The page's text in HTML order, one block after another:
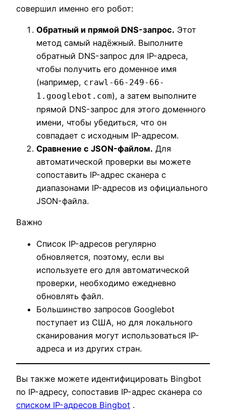
совершил именно его робот:
Обратный и прямой DNS-запрос. Этот
метод самый надёжный. Выполните
обратный DNS-запрос для IP-адреса,
чтобы получить его доменное имя
(например, crawl-66-249-66-
1.googlebot.com), а затем выполните
прямой DNS-запрос для этого доменного
имени, чтобы убедиться, что он
совпадает с исходным IP-адресом.
Сравнение с JSON-файлом. Для
автоматической проверки вы можете
сопоставить IP-адрес сканера с
диапазонами IP-адресов из официального
JSON-файла.
Важно
Список IP-адресов регулярно
обновляется, поэтому, если вы
используете его для автоматической
проверки, необходимо ежедневно
обновлять файл.
Большинство запросов Googlebot
поступает из США, но для локального
сканирования могут использоваться IP-
адреса и из других стран.
Вы также можете идентифицировать Bingbot
по IP-адресу, сопоставив IP-адрес сканера со
списком IP-адресов Bingbot .